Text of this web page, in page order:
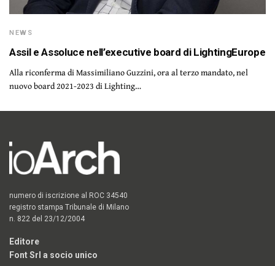
NEWS
Assil e Assoluce nell’executive board di LightingEurope
Alla riconferma di Massimiliano Guzzini, ora al terzo mandato, nel
nuovo board 2021-2023 di Lighting…
numero di iscrizione al ROC 34540
registro stampa Tribunale di Milano
n. 822 del 23/12/2004
Editore
Font Srl a socio unico